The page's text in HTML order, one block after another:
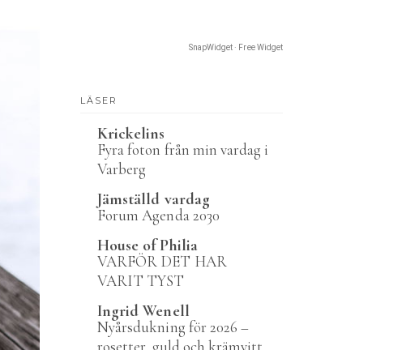
SnapWidget · Free Widget
LÄSER
Krickelins
Fyra foton från min vardag i
Varberg
Jämställd vardag
Forum Agenda 2030
House of Philia
VARFÖR DET HAR
VARIT TYST
Ingrid Wenell
Nyårsdukning för 2026 –